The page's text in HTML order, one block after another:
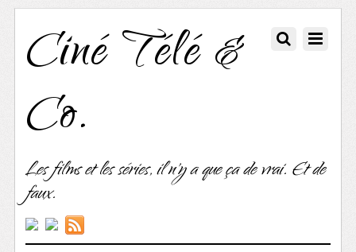
Ciné Télé &
Co.
Les films et les séries, il n'y a que ça de vrai. Et de
faux.